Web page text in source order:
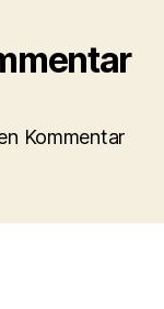
Kommentar